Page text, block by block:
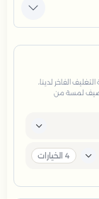
الفاخر لدينا،
تضيف لمسة من
4 الخيارات